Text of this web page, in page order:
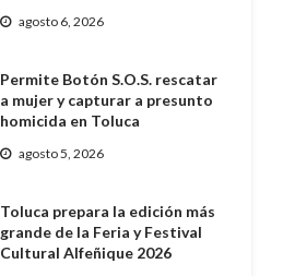
agosto 6, 2026
Permite Botón S.O.S. rescatar
a mujer y capturar a presunto
homicida en Toluca
agosto 5, 2026
Toluca prepara la edición más
grande de la Feria y Festival
Cultural Alfeñique 2026